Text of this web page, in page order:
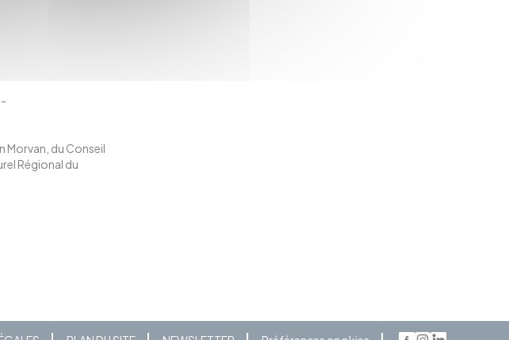
Morvan, du Conseil
Régional du